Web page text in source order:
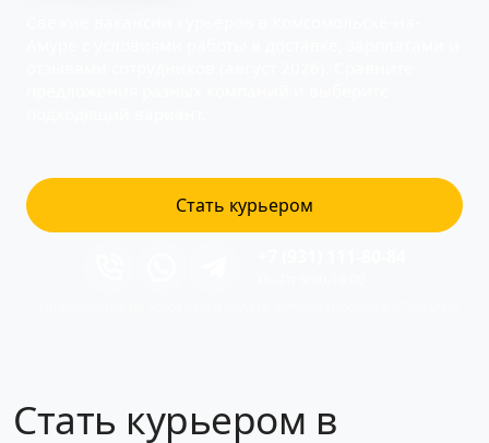
Стать курьером
Стать курьером в